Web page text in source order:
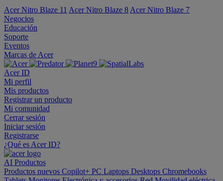
Acer Nitro Blaze 11 Acer Nitro Blaze 8 Acer Nitro Blaze 7
Negocios
Educación
Soporte
Eventos
Marcas de Acer
Acer ID
Mi perfil
Mis productos
Registrar un producto
Mi comunidad
Cerrar sesión
Iniciar sesión
Registrarse
¿Qué es Acer ID?
AI Productos
Productos nuevos Copilot+ PC Laptops Desktops Chromebooks